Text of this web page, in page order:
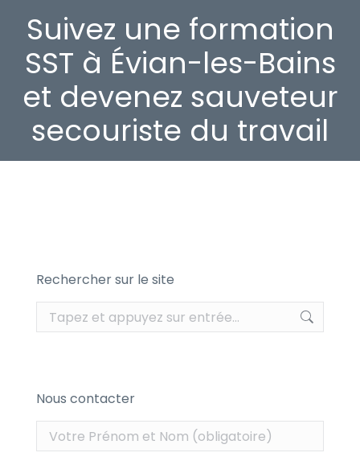
Suivez une formation
SST à Évian-les-Bains
et devenez sauveteur
secouriste du travail
Rechercher sur le site
Recherche
:
Nous contacter